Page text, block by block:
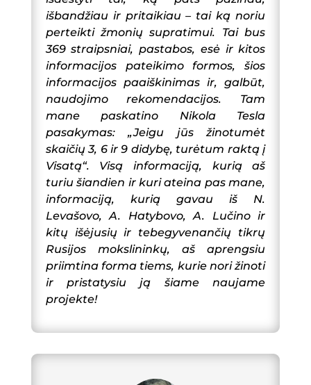
išbandžiau ir pritaikiau – tai ką noriu
perteikti žmonių supratimui. Tai bus
369 straipsniai, pastabos, esė ir kitos
informacijos pateikimo formos, šios
informacijos paaiškinimas ir, galbūt,
naudojimo rekomendacijos. Tam
mane paskatino Nikola Tesla
pasakymas: „Jeigu jūs žinotumėt
skaičių 3, 6 ir 9 didybę, turėtum raktą į
Visatą“. Visą informaciją, kurią aš
turiu šiandien ir kuri ateina pas mane,
informaciją, kurią gavau iš N.
Levašovo, A. Hatybovo, A. Lučino ir
kitų išėjusių ir tebegyvenančių tikrų
Rusijos mokslininkų, aš aprengsiu
priimtina forma tiems, kurie nori žinoti
ir pristatysiu ją šiame naujame
projekte!